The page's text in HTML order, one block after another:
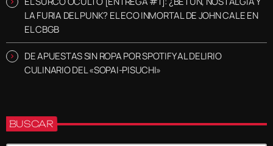
LA FURIA DEL PUNK? EL ECO INMORTAL DE JOHN CALE EN
EL CBGB
DE APUESTAS SIN ROPA POR SPOTIFY AL DELIRIO
CULINARIO DEL «SOPAI-PISUCHI»
BUSCAR